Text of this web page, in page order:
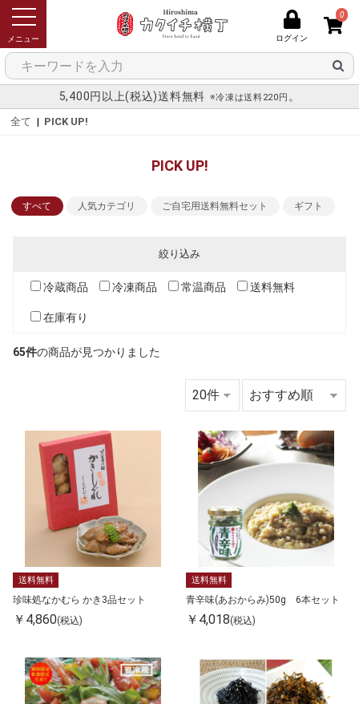
ログイン
0
5,400円以上(税込)送料無料 ※冷凍は送料220円 。
全て | PICK UP!
PICK UP!
すべて 人気カテゴリ ご自宅用送料無料セット ギフト
絞り込み
冷蔵商品 冷凍商品 常温商品 送料無料
在庫有り
65件の商品が見つかりました
送料無料
珍味処なかむら かき3品セット
￥4,860(税込)
送料無料
青辛味(あおからみ)50g 6本セット
￥4,018(税込)
メニュー